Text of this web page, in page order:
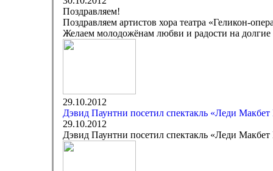
Поздравляем!
Поздравляем артистов хора театра «Геликон-
Желаем молодожёнам любви и радости на
29.10.2012
Дэвид Паунтни посетил спектакль «Леди
29.10.2012
Дэвид Паунтни посетил спектакль «Леди